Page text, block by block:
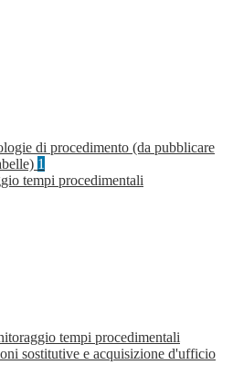
di procedimento (da pubblicare
1
tempi procedimentali
tempi procedimentali
sostitutive e acquisizione d'ufficio